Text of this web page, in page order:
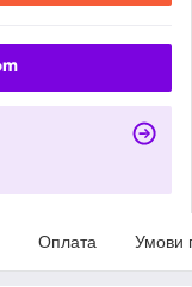
Оплата Умови